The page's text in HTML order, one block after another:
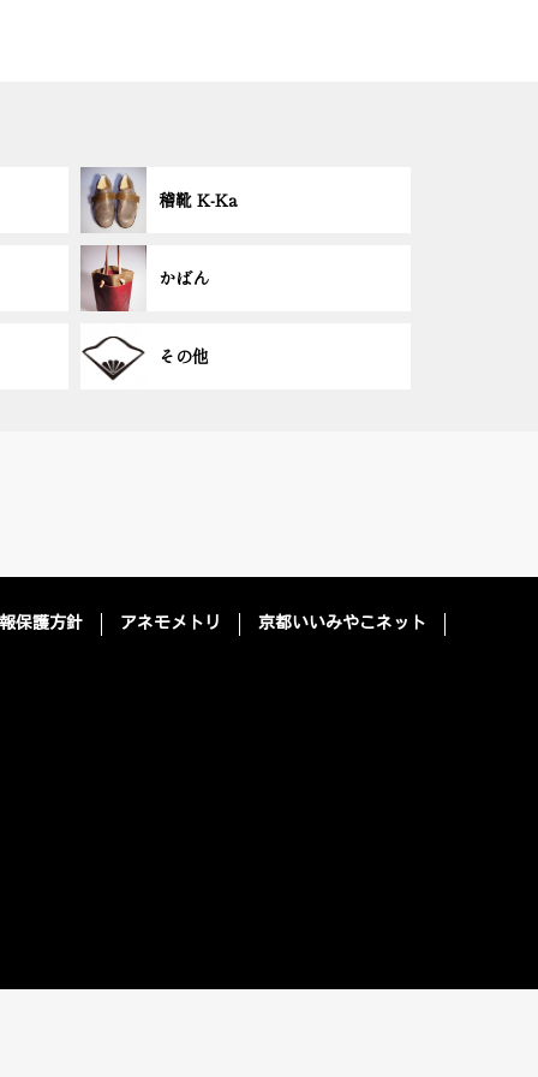
稽靴 K-Ka
かばん
その他
保護方針 アネモメトリ 京都いいみやこネット